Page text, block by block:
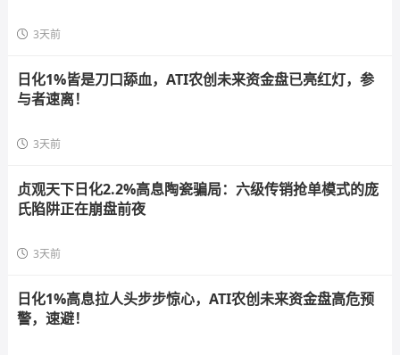
3天前
日化1%皆是刀口舔血，ATI农创未来资金盘已亮红灯，参
与者速离！
3天前
贞观天下日化2.2%高息陶瓷骗局：六级传销抢单模式的庞
氏陷阱正在崩盘前夜
3天前
日化1%高息拉人头步步惊心，ATI农创未来资金盘高危预
警，速避！